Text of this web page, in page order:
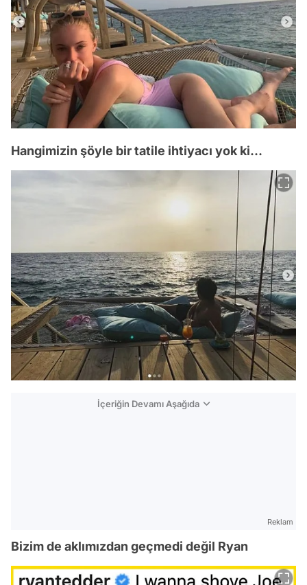
Hangimizin şöyle bir tatile ihtiyacı yok ki...
İçeriğin Devamı Aşağıda
Reklam
Bizim de aklımızdan geçmedi değil Ryan